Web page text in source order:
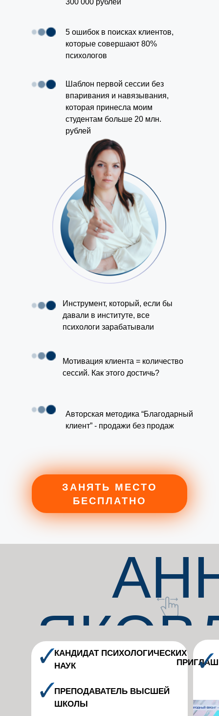
300 000 рублей
5 ошибок в поисках клиентов,
которые совершают 80%
психологов
Шаблон первой сессии без
впаривания и навязывания,
которая принесла моим
студентам больше 20 млн.
рублей
Мотивация клиента = количество
сессий. Как этого достичь?
Авторская методика “Благодарный
клиент” - продажи без продаж
Инструмент, который, если бы
давали в институте, все
психологи зарабатывали
ЗАНЯТЬ МЕСТО
БЕСПЛАТНО
КАНДИДАТ ПСИХОЛОГИЧЕСКИХ
НАУК
ПРЕПОДАВАТЕЛЬ ВЫСШЕЙ
ШКОЛЫ